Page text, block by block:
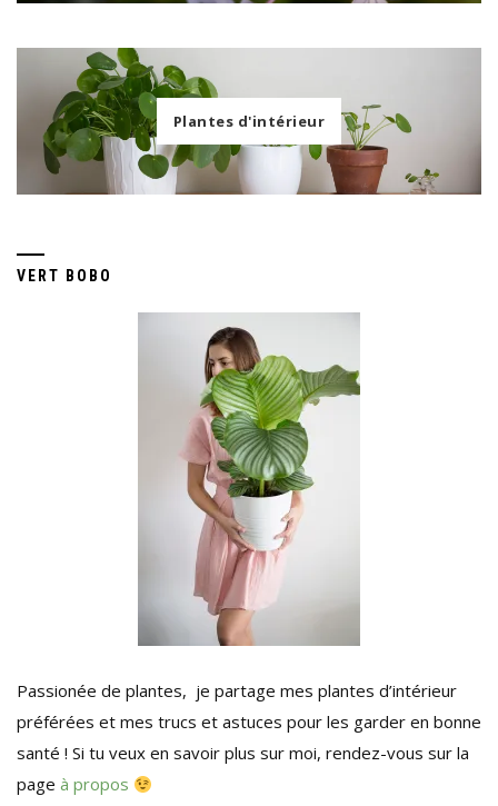
Plantes d'intérieur
VERT BOBO
Passionée de plantes, je partage mes plantes d’intérieur
préférées et mes trucs et astuces pour les garder en bonne
santé ! Si tu veux en savoir plus sur moi, rendez-vous sur la
page à propos